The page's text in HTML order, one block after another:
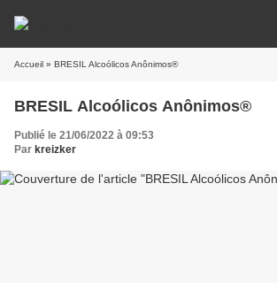
Accueil » BRESIL Alcoólicos Anônimos®
BRESIL Alcoólicos Anônimos®
Publié le 21/06/2022 à 09:53
Par kreizker